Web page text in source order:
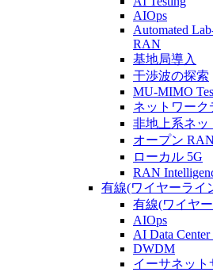
AIOps
Automated
RAN
基地局導入
干渉波の探索
MU-MIMO
ネットワーク
非地上系ネッ
オープン
ローカル 5G
RAN
有線(ワイヤーライ
有線(ワイヤ
AIOps
AI Data
DWDM
イーサネッ